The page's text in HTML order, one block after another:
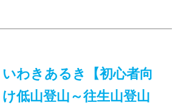
いわきあるき【初心者向
け低山登山～往生山登山